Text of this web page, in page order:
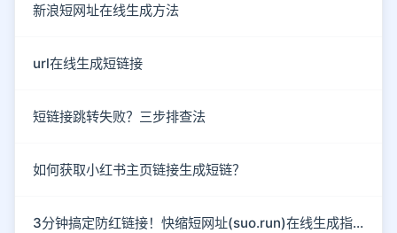
新浪短网址在线生成方法
url在线生成短链接
短链接跳转失败？三步排查法
如何获取小红书主页链接生成短链？
3分钟搞定防红链接！快缩短网址(suo.run)在线生成指南